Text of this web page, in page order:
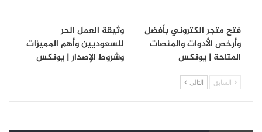
فتح متجر الكتروني بأفضل
وأرخص الأدوات والمنصات
المتاحة | يونكس
وثيقة العمل الحر
للسعوديين وأهم المميزات
وشروط الإصدار | يونكس
السابق التالي